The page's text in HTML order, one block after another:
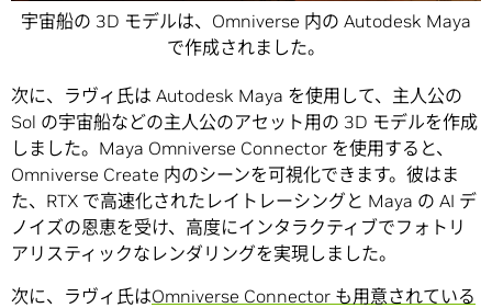
宇宙船の 3D モデルは、Omniverse 内の Autodesk Maya
で作成されました。
次に、ラヴィ氏は Autodesk Maya を使用して、主人公の
Sol の宇宙船などの主人公のアセット用の 3D モデルを作成
しました。Maya Omniverse Connector を使用すると、
Omniverse Create 内のシーンを可視化できます。彼はま
た、RTX で高速化されたレイトレーシングと Maya の AI デ
ノイズの恩恵を受け、高度にインタラクティブでフォトリ
アリスティックなレンダリングを実現しました。
次に、ラヴィ氏はOmniverse Connector も用意されている